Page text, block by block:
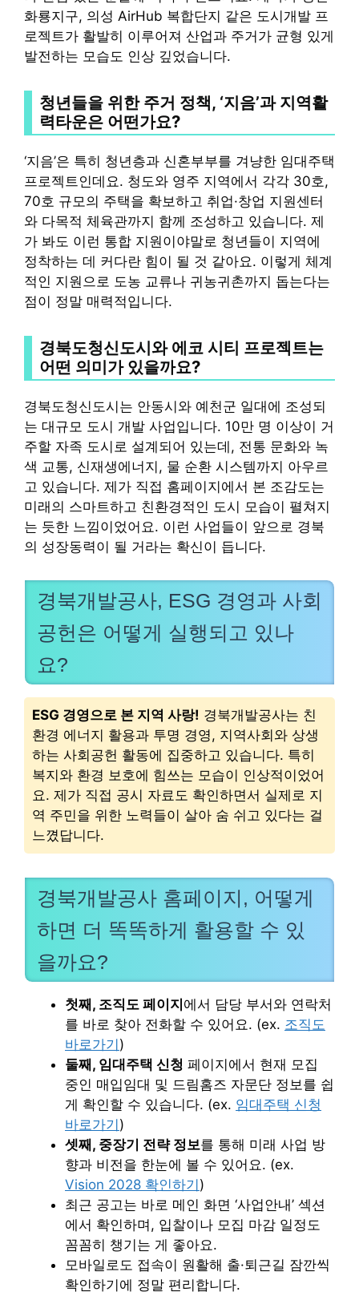
화룡지구, 의성 AirHub 복합단지 같은 도시개발 프
로젝트가 활발히 이루어져 산업과 주거가 균형 있게
발전하는 모습도 인상 깊었습니다.
청년들을 위한 주거 정책, ‘지음’과 지역활
력타운은 어떤가요?
‘지음’은 특히 청년층과 신혼부부를 겨냥한 임대주택
프로젝트인데요. 청도와 영주 지역에서 각각 30호,
70호 규모의 주택을 확보하고 취업·창업 지원센터
와 다목적 체육관까지 함께 조성하고 있습니다. 제
가 봐도 이런 통합 지원이야말로 청년들이 지역에
정착하는 데 커다란 힘이 될 것 같아요. 이렇게 체계
적인 지원으로 도농 교류나 귀농귀촌까지 돕는다는
점이 정말 매력적입니다.
경북도청신도시와 에코 시티 프로젝트는
어떤 의미가 있을까요?
경북도청신도시는 안동시와 예천군 일대에 조성되
는 대규모 도시 개발 사업입니다. 10만 명 이상이 거
주할 자족 도시로 설계되어 있는데, 전통 문화와 녹
색 교통, 신재생에너지, 물 순환 시스템까지 아우르
고 있습니다. 제가 직접 홈페이지에서 본 조감도는
미래의 스마트하고 친환경적인 도시 모습이 펼쳐지
는 듯한 느낌이었어요. 이런 사업들이 앞으로 경북
의 성장동력이 될 거라는 확신이 듭니다.
경북개발공사, ESG 경영과 사회
공헌은 어떻게 실행되고 있나
요?
ESG 경영으로 본 지역 사랑! 경북개발공사는 친
환경 에너지 활용과 투명 경영, 지역사회와 상생
하는 사회공헌 활동에 집중하고 있습니다. 특히
복지와 환경 보호에 힘쓰는 모습이 인상적이었어
요. 제가 직접 공시 자료도 확인하면서 실제로 지
역 주민을 위한 노력들이 살아 숨 쉬고 있다는 걸
느꼈답니다.
경북개발공사 홈페이지, 어떻게
하면 더 똑똑하게 활용할 수 있
을까요?
첫째, 조직도 페이지 에서 담당 부서와 연락처
를 바로 찾아 전화할 수 있어요. (ex. 조직도
바로가기 )
둘째, 임대주택 신청 페이지에서 현재 모집
중인 매입임대 및 드림홈즈 자문단 정보를 쉽
게 확인할 수 있습니다. (ex. 임대주택 신청
바로가기 )
셋째, 중장기 전략 정보를 통해 미래 사업 방
향과 비전을 한눈에 볼 수 있어요. (ex.
Vision 2028 확인하기 )
최근 공고는 바로 메인 화면 ‘사업안내’ 섹션
에서 확인하며, 입찰이나 모집 마감 일정도
꼼꼼히 챙기는 게 좋아요.
모바일로도 접속이 원활해 출·퇴근길 잠깐씩
확인하기에 정말 편리합니다.